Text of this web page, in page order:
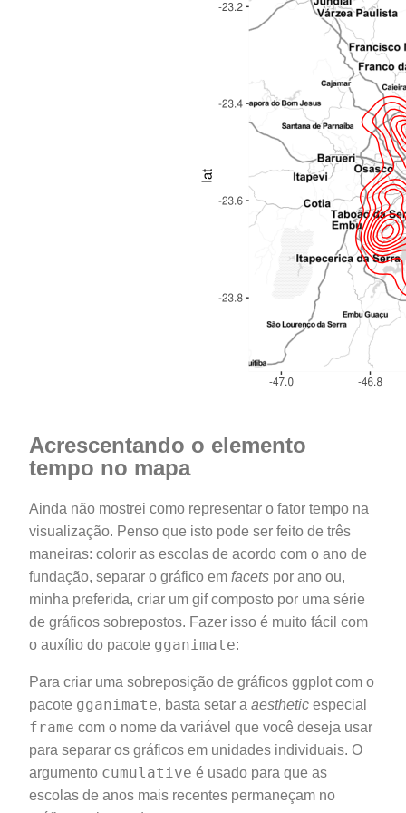
Acrescentando o elemento
tempo no mapa
Ainda não mostrei como representar o fator tempo na
visualização. Penso que isto pode ser feito de três
maneiras: colorir as escolas de acordo com o ano de
fundação, separar o gráfico em facets por ano ou,
minha preferida, criar um gif composto por uma série
de gráficos sobrepostos. Fazer isso é muito fácil com
o auxílio do pacote gganimate:
Para criar uma sobreposição de gráficos ggplot com o
pacote gganimate, basta setar a aesthetic especial
frame com o nome da variável que você deseja usar
para separar os gráficos em unidades individuais. O
argumento cumulative é usado para que as
escolas de anos mais recentes permaneçam no